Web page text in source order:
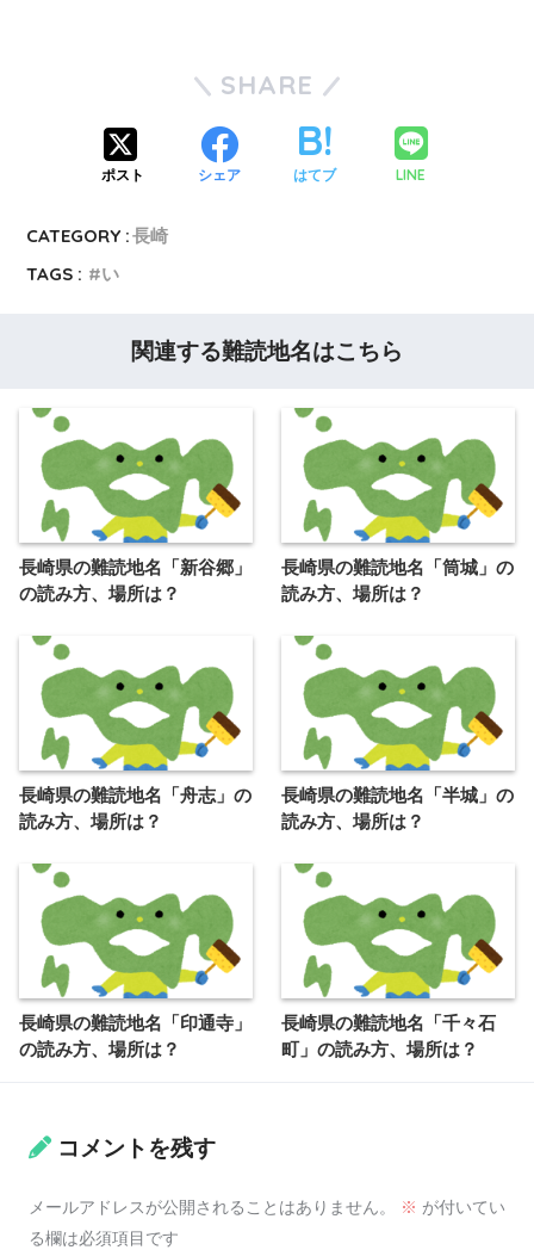
SHARE
ポスト シェア はてブ LINE
CATEGORY :長崎
TAGS :
い
関連する難読地名はこちら
長崎県の難読地名「新谷郷」
の読み方、場所は？
長崎県の難読地名「筒城」の
読み方、場所は？
長崎県の難読地名「舟志」の
読み方、場所は？
長崎県の難読地名「半城」の
読み方、場所は？
長崎県の難読地名「印通寺」
の読み方、場所は？
長崎県の難読地名「千々石
町」の読み方、場所は？
コメントを残す
メールアドレスが公開されることはありません。 ※ が付いてい
る欄は必須項目です